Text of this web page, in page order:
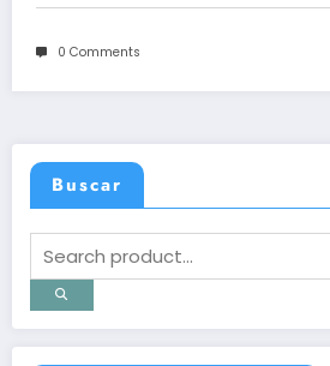
0 Comments
Buscar